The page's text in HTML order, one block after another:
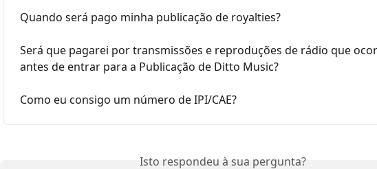
Quando será pago minha publicação de royalties?
Será que pagarei por transmissões e reproduções de rádio que
antes de entrar para a Publicação de Ditto Music?
Como eu consigo um número de IPI/CAE?
Isto respondeu à sua pergunta?